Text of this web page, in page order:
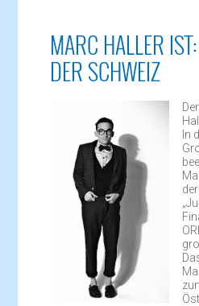
MARC HALLER
DER SCHWEIZ
In